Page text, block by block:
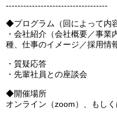
-----------------------------------
◆プログラム（回によって内
・会社紹介（会社概要／事
種、仕事のイメージ／採用情
・質疑応答
・先輩社員との座談会
◆開催場所
オンライン（zoom）、もし